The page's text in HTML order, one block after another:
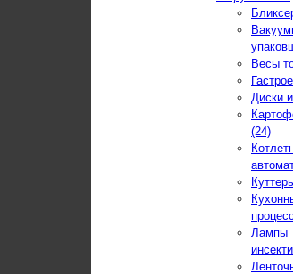
Весы
Диски
(24)
Лампы